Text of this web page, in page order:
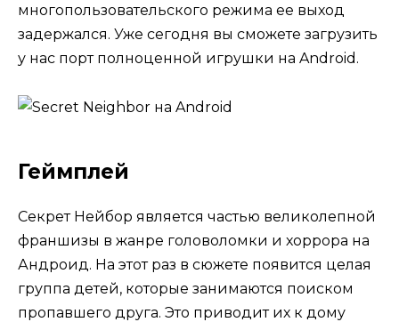
многопользовательского режима ее выход
задержался. Уже сегодня вы сможете загрузить
у нас порт полноценной игрушки на Android.
Геймплей
Секрет Нейбор является частью великолепной
франшизы в жанре головоломки и хоррора на
Андроид. На этот раз в сюжете появится целая
группа детей, которые занимаются поиском
пропавшего друга. Это приводит их к дому